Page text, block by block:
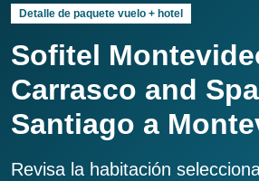
Detalle de paquete vuelo + hotel
Sofitel
Carrasco and
Santiago a
Revisa la habitación